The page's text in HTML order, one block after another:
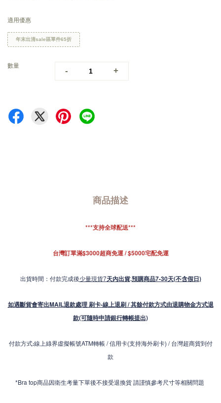
適用優惠
年末出清sale區單件65折
數量
- +
商品描述
***支持全球配送***
台灣訂單滿$3000超商免運 / $5000宅配免運
出貨時間：付款完成後少量現貨7天內出貨.預購商品7-30天(不含假日)
如遇斷貨會寄出MAIL退款處理 刷卡-線上退刷 / 其餘付款方式由退購物金方式退
款(可隨時申請銀行轉帳提出)
付款方式:線上綠界虛擬帳號ATM轉帳 / 信用卡(支持海外刷卡) / 台灣超商貨到付
款
*Bra top商品因衛生考量下單後不接受退換貨 請謹慎參考尺寸等相關問題